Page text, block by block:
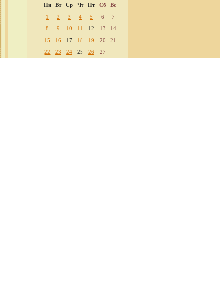
Пн
Вт Ср Чт Пт Сб
Вс
1
2 3 4 5 6
7
8
9 10 11 12 13
14
15
16 17 18 19 20
21
22
23 24 25 26 27